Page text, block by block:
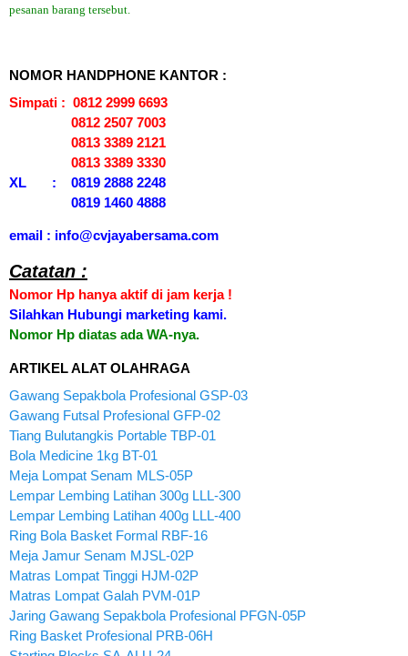
pesanan barang tersebut.
NOMOR HANDPHONE KANTOR :
Simpati : 0812 2999 6693
0812 2507 7003
0813 3389 2121
0813 3389 3330
XL : 0819 2888 2248
0819 1460 4888
email : info@cvjayabersama.com
Catatan :
Nomor Hp hanya aktif di jam kerja !
Silahkan Hubungi marketing kami.
Nomor Hp diatas ada WA-nya.
ARTIKEL ALAT OLAHRAGA
Gawang Sepakbola Profesional GSP-03
Gawang Futsal Profesional GFP-02
Tiang Bulutangkis Portable TBP-01
Bola Medicine 1kg BT-01
Meja Lompat Senam MLS-05P
Lempar Lembing Latihan 300g LLL-300
Lempar Lembing Latihan 400g LLL-400
Ring Bola Basket Formal RBF-16
Meja Jamur Senam MJSL-02P
Matras Lompat Tinggi HJM-02P
Matras Lompat Galah PVM-01P
Jaring Gawang Sepakbola Profesional PFGN-05P
Ring Basket Profesional PRB-06H